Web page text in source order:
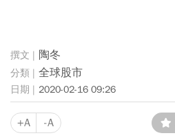
陶冬
全球股市
2020-02-16 09:26
+A -A